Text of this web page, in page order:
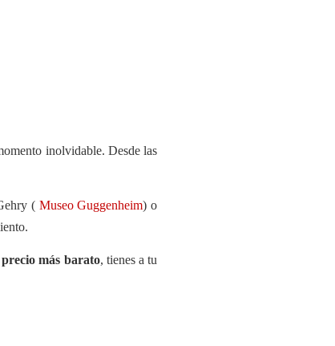
inolvidable. Desde las
( Museo Guggenheim) o
precio más barato, tienes a tu